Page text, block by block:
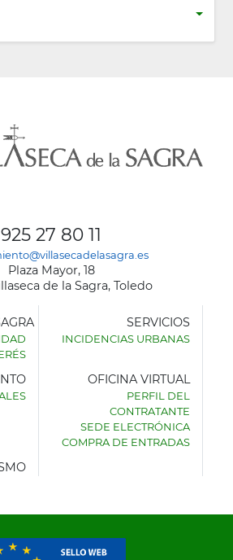
925 27 80 11
Plaza Mayor, 18
de la Sagra, Toledo
SERVICIOS
INCIDENCIAS URBANAS
OFICINA VIRTUAL
PERFIL DEL
CONTRATANTE
SEDE ELECTRÓNICA
COMPRA DE ENTRADAS